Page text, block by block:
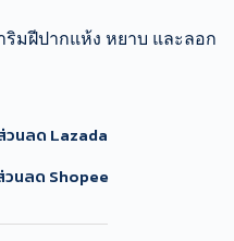
มฝีปากแห้ง หยาบ และลอก
วนลด Lazada
วนลด Shopee